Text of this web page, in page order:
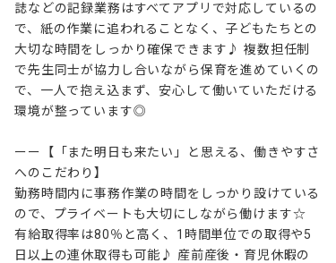
誌などの記録業務はすべてアプリで対応しているの
で、紙の作業に追われることなく、子どもたちとの
大切な時間をしっかり確保できます♪ 複数担任制
で先生同士が協力し合いながら保育を進めていくの
で、一人で抱え込まず、安心して働いていただける
環境が整っています◎
ーー【「また明日も来たい」と思える、働きやすさ
へのこだわり】
勤務時間内に事務作業の時間をしっかり設けている
ので、プライベートも大切にしながら働けます☆
有給取得率は80％と高く、1時間単位での取得や5
日以上の連休取得も可能♪ 産前産後・育児休暇の